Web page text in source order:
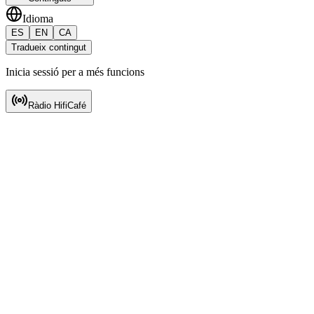
Idioma
ES EN
CA
Tradueix contingut
Inicia sessió per a més funcions
Ràdio HifiCafé